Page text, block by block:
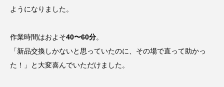
ようになりました。
作業時間はおよそ40〜60分。
「新品交換しかないと思っていたのに、その場で直って助かっ
た！」と大変喜んでいただけました。